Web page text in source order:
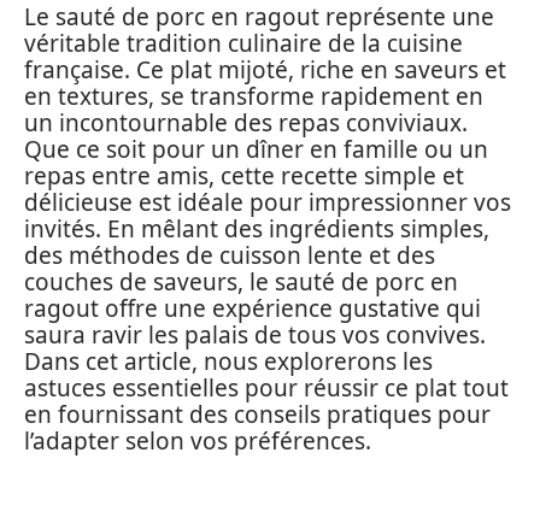
Le sauté de porc en ragout représente une
véritable tradition culinaire de la cuisine
française. Ce plat mijoté, riche en saveurs et
en textures, se transforme rapidement en
un incontournable des repas conviviaux.
Que ce soit pour un dîner en famille ou un
repas entre amis, cette recette simple et
délicieuse est idéale pour impressionner vos
invités. En mêlant des ingrédients simples,
des méthodes de cuisson lente et des
couches de saveurs, le sauté de porc en
ragout offre une expérience gustative qui
saura ravir les palais de tous vos convives.
Dans cet article, nous explorerons les
astuces essentielles pour réussir ce plat tout
en fournissant des conseils pratiques pour
l’adapter selon vos préférences.